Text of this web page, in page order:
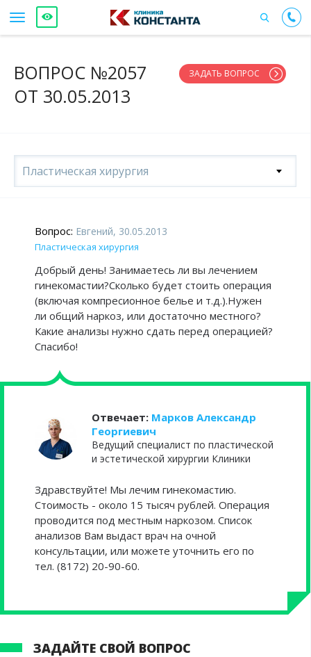
ВОПРОС №2057
ОТ 30.05.2013
ЗАДАТЬ ВОПРОС
Пластическая хирургия
Вопрос: Евгений, 30.05.2013
Пластическая хирургия
Добрый день! Занимаетесь ли вы лечением
гинекомастии?Сколько будет стоить операция
(включая компресионное белье и т.д.).Нужен
ли общий наркоз, или достаточно местного?
Какие анализы нужно сдать перед операцией?
Спасибо!
Отвечает: Марков Александр
Георгиевич
Ведущий специалист по пластической
и эстетической хирургии Клиники
Здравствуйте! Мы лечим гинекомастию.
Стоимость - около 15 тысяч рублей. Операция
проводится под местным наркозом. Список
анализов Вам выдаст врач на очной
консультации, или можете уточнить его по
тел. (8172) 20-90-60.
ЗАДАЙТЕ СВОЙ ВОПРОС